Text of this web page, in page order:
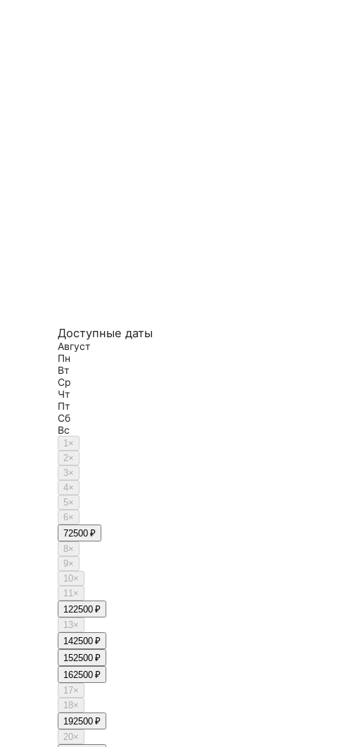
Доступные даты
Август
Пн
Вт
Ср
Чт
Пт
Сб
Вс
1×
2×
3×
4×
5×
6×
72500 ₽
8×
9×
10×
11×
122500 ₽
13×
142500 ₽
152500 ₽
162500 ₽
17×
18×
192500 ₽
20×